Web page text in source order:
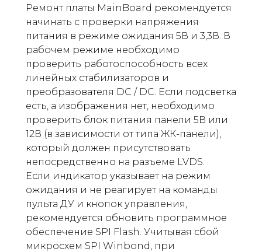
Ремонт платы MainBoard рекомендуется
начинать с проверки напряжения
питания в режиме ожидания 5В и 3,3В. В
рабочем режиме необходимо
проверить работоспособность всех
линейных стабилизаторов и
преобразователя DC / DC. Если подсветка
есть, а изображения нет, необходимо
проверить блок питания панели 5В или
12В (в зависимости от типа ЖК-панели),
который должен присутствовать
непосредственно на разъеме LVDS.
Если индикатор указывает на режим
ожидания и не реагирует на команды
пульта ДУ и кнопок управления,
рекомендуется обновить программное
обеспечение SPI Flash. Учитывая сбой
микросхем SPI Winbond, при